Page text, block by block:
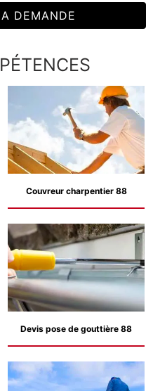
Couvreur charpentier 88
Devis pose de gouttière 88